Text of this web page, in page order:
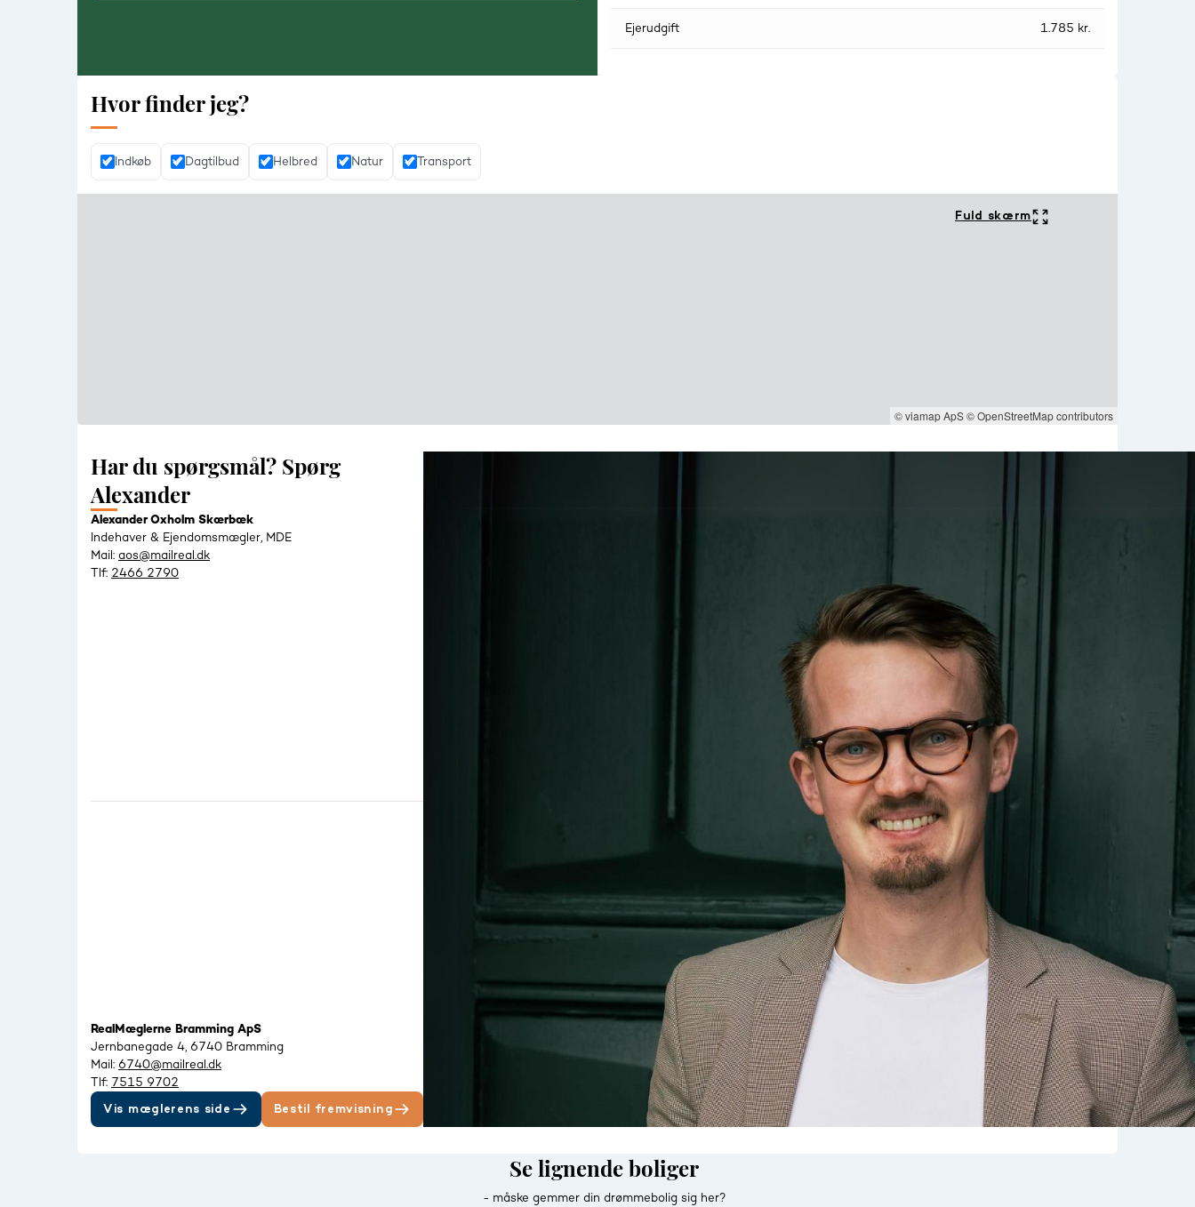
Ejerudgift 1.785 kr.
Hvor finder jeg?
Indkøb Dagtilbud Helbred Natur Transport
Fuld skærm
© viamap ApS© OpenStreetMap contributors
Har du spørgsmål? Spørg
Alexander
Alexander Oxholm Skærbæk
Indehaver & Ejendomsmægler, MDE
Mail: aos@mailreal.dk
Tlf: 2466 2790
RealMæglerne Bramming ApS
Jernbanegade 4, 6740 Bramming
Mail: 6740@mailreal.dk
Tlf: 7515 9702
Vis mæglerens side Bestil fremvisning
Se lignende boliger
- måske gemmer din drømmebolig sig her?